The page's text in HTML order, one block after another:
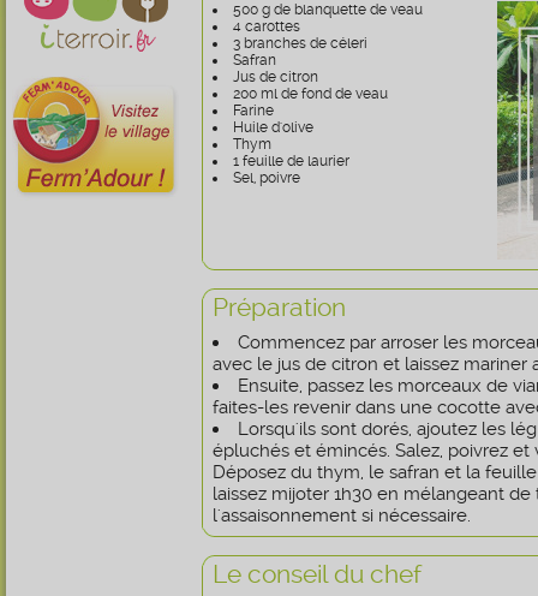
500 g de blanquette de veau
4 carottes
3 branches de céleri
Safran
Jus de citron
200 ml de fond de veau
Farine
Huile d'olive
Thym
1 feuille de laurier
Sel, poivre
Préparation
Commencez par arroser les
avec le jus de citron et laissez mariner
Ensuite, passez les morceaux de
faites-les revenir dans une cocotte
Lorsqu'ils sont dorés, ajoutez les
épluchés et émincés. Salez, poivrez
Déposez du thym, le safran et la
laissez mijoter 1h30 en mélangeant
l'assaisonnement si nécessaire.
Le conseil du chef